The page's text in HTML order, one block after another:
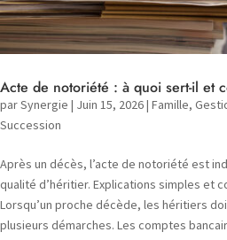
Acte de notoriété : à quoi sert-il et
parSynergie | Juin 15, 2026| Famille,
Succession
Après un décès, l’acte de notoriété est
qualité d’héritier. Explications simples et
Lorsqu’un proche décède, les héritiers
plusieurs démarches. Les comptes